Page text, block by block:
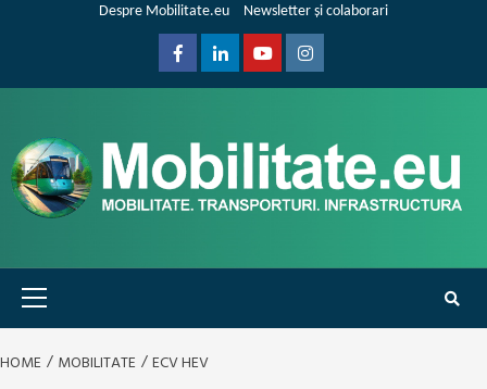
Despre Mobilitate.eu Newsletter și colaborari
FacebookLinkedinYoutubeInstagram
Primary
Menu
HOME MOBILITATE ECV HEV